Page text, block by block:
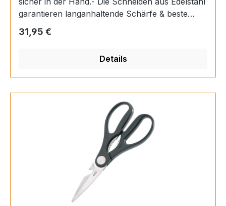
garantieren langanhaltende Schärfe & beste
Die Edelstahlschraube ermöglicht die perfekte
Schutzkappe lässt sich die Schere sicher
Regulärer Preis:
31,95 €
Details